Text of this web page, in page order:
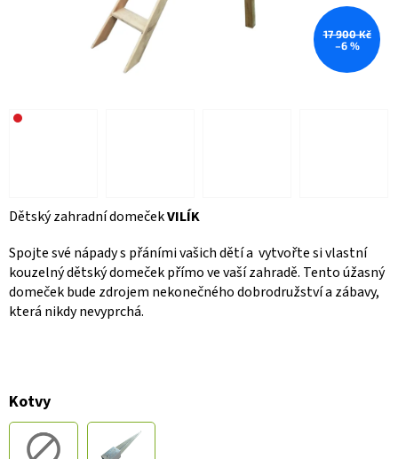
17 900 Kč
–6 %
Kotvy
Dětský zahradní domečekVILÍK
Spojte své nápady s přáními vašich dětí a vytvořte si vlastní
kouzelný dětský domeček přímo ve vaší zahradě. Tento úžasný
domeček bude zdrojem nekonečného dobrodružství a zábavy,
která nikdy nevyprchá.